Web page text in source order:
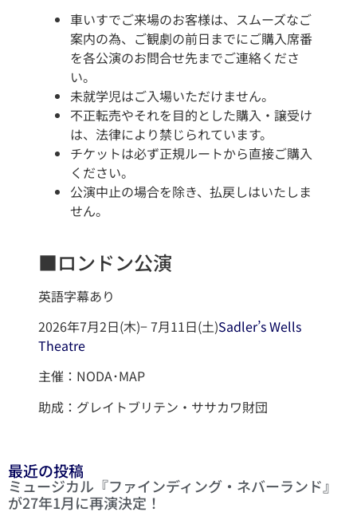
車いすでご来場のお客様は、スムーズなご
案内の為、ご観劇の前日までにご購入席番
を各公演のお問合せ先までご連絡くださ
い。
未就学児はご入場いただけません。
不正転売やそれを目的とした購入・譲受け
は、法律により禁じられています。
チケットは必ず正規ルートから直接ご購入
ください。
公演中止の場合を除き、払戻しはいたしま
せん。
■ロンドン公演
英語字幕あり
2026年7月2日(木)− 7月11日(土)Sadler’s Wells
Theatre
主催：NODA･MAP
助成：グレイトブリテン・ササカワ財団
最近の投稿
ミュージカル『ファインディング・ネバーランド』
が27年1月に再演決定！